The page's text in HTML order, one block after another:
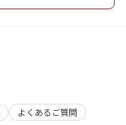
よくあるご質問